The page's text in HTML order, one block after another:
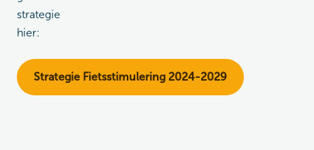
strategie
hier:
Strategie Fietsstimulering 2024-2029